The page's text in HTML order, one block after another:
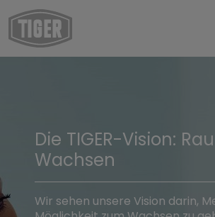
Die TIGER-Vision:
Wachsen
Wir sehen unsere Vision darin,